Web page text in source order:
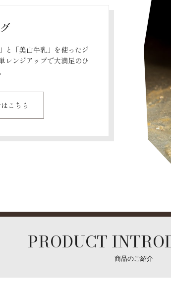
と「美山牛乳」を使ったジ
レンジアップで大満足のひ
こちら
PRODUCT
商品のご紹介